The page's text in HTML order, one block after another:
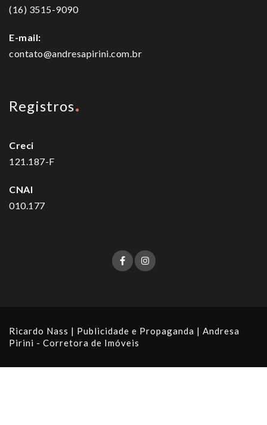
(16) 3515-9090
E-mail:
contato@andresapirini.com.br
Registros
Creci
121.187-F
CNAI
010.177
Ricardo Nass | Publicidade e Propaganda | Andresa
Pirini - Corretora de Imóveis